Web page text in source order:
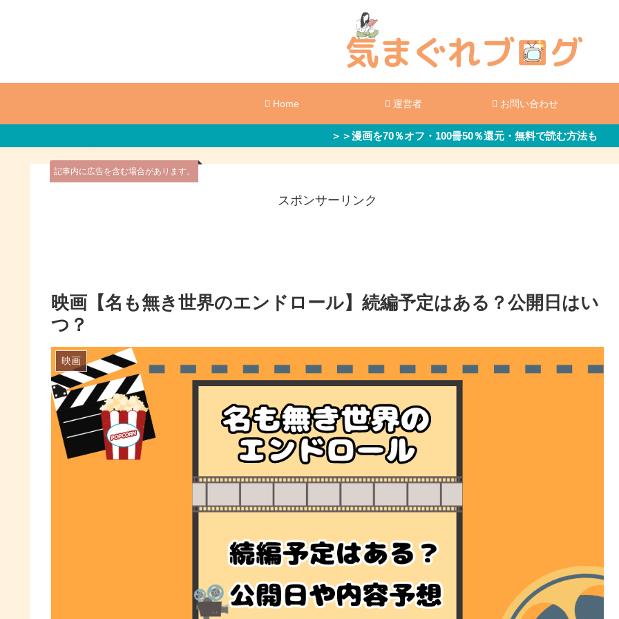
Home 運営者 お問い合わせ
＞＞漫画を70％オフ・100冊50％還元・無料で読む方法も
記事内に広告を含む場合があります。
スポンサーリンク
映画【名も無き世界のエンドロール】続編予定はある？公開日はい
つ？
映画